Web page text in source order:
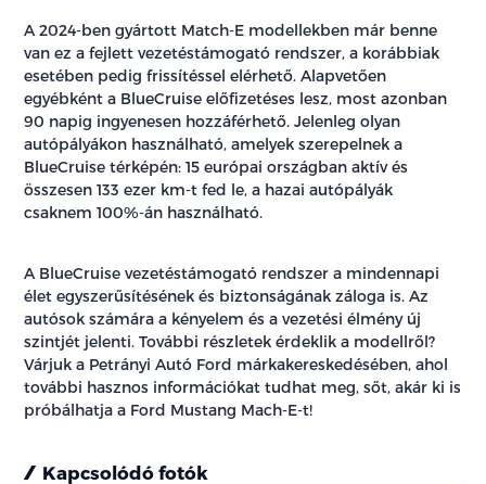
A 2024-ben gyártott Match-E modellekben már benne
van ez a fejlett vezetéstámogató rendszer, a korábbiak
esetében pedig frissítéssel elérhető. Alapvetően
egyébként a BlueCruise előfizetéses lesz, most azonban
90 napig ingyenesen hozzáférhető. Jelenleg olyan
autópályákon használható, amelyek szerepelnek a
BlueCruise térképén: 15 európai országban aktív és
összesen 133 ezer km-t fed le, a hazai autópályák
csaknem 100%-án használható.
A BlueCruise vezetéstámogató rendszer a mindennapi
élet egyszerűsítésének és biztonságának záloga is. Az
autósok számára a kényelem és a vezetési élmény új
szintjét jelenti. További részletek érdeklik a modellről?
Várjuk a Petrányi Autó Ford márkakereskedésében, ahol
további hasznos információkat tudhat meg, sőt, akár ki is
próbálhatja a Ford Mustang Mach-E-t!
Kapcsolódó fotók